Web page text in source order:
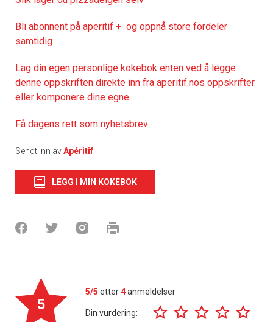
Bli abonnent på aperitif + og oppnå store fordeler
samtidig
Lag din egen personlige kokebok enten ved å legge
denne oppskriften direkte inn fra aperitif.nos oppskrifter
eller komponere dine egne.
Få dagens rett som nyhetsbrev
Sendt inn avApéritif
LEGG I MIN KOKEBOK
5
5/5 etter4anmeldelser
Din vurdering: